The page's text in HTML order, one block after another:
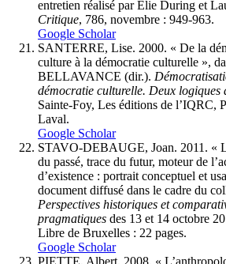
entretien réalisé par Elie During et
Critique, 786, novembre : 949-963.
Google Scholar
SANTERRE, Lise. 2000. « De la
culture à la démocratie culturelle »,
BELLAVANCE (dir.).
démocratie culturelle. Deux logiques
Sainte-Foy, Les éditions de l’IQRC,
Laval.
Google Scholar
STAVO-DEBAUGE, Joan. 2011. «
du passé, trace du futur, moteur de
d’existence : portrait conceptuel et
document diffusé dans le cadre du
Perspectives historiques et
pragmatiques des 13 et 14 octobre
Libre de Bruxelles : 22 pages.
Google Scholar